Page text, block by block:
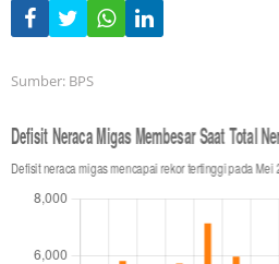
Sumber: BPS